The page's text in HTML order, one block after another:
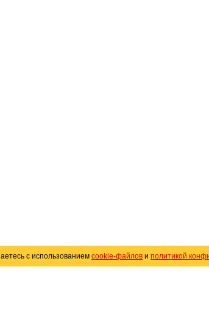
с использованием cookie-файлов и политикой